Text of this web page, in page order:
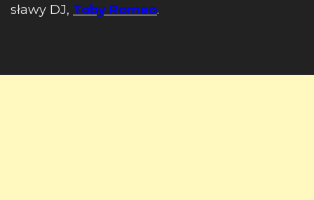
sławy DJ, Toby Romeo.